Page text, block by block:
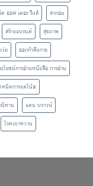
ด ออฟ เดอะ ริงส์
ลากอม
สร้างแบรนด์
สุขภาพ
ว่ย
ออกกำลังกาย
โยชน์การอ่านหนังสือ การอ่าน
คนิคการจดโน้ต
นิทาน
แดน บราวน์
โรคเบาหวาน